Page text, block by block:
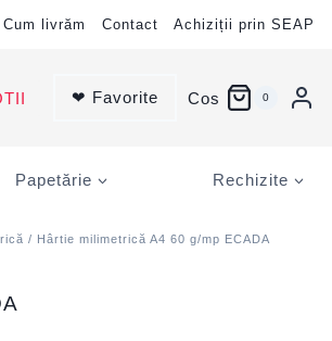
Cum livrăm Contact Achiziții prin SEAP
❤ Favorite Cos 0
Papetărie Rechizite
/ Hârtie milimetrică A4 60 g/mp ECADA